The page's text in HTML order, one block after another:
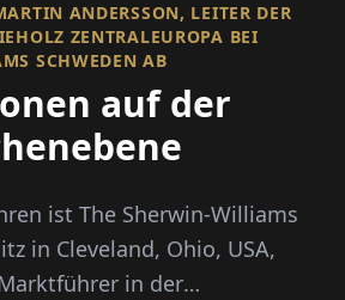
ANDERSSON, LEITER DER
ZENTRALEUROPA BEI
SCHWEDEN AB
auf der
ist The Sherwin-Williams
in Cleveland, Ohio, USA,
in der